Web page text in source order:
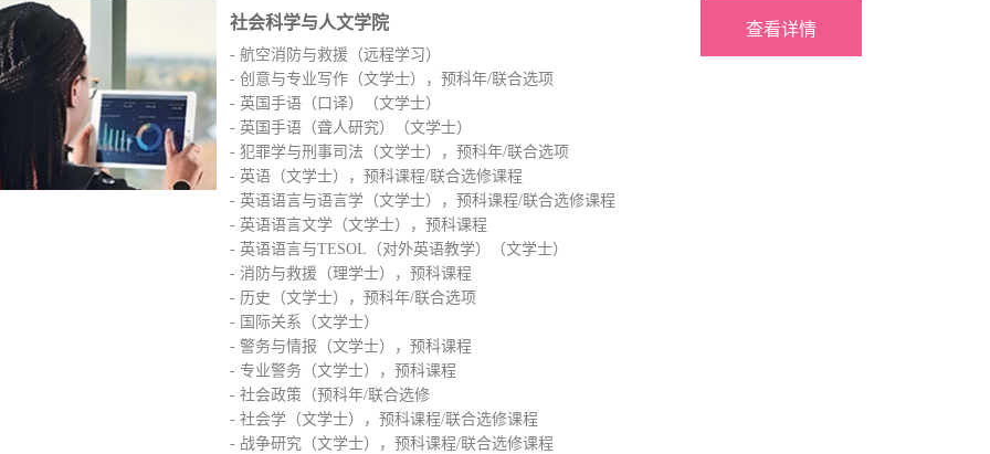
社会科学与人文学院
- 航空消防与救援（远程学习）
- 创意与专业写作（文学士），预科年/联合选项
- 英国手语（口译）（文学士）
- 英国手语（聋人研究）（文学士）
- 犯罪学与刑事司法（文学士），预科年/联合选项
- 英语（文学士），预科课程/联合选修课程
- 英语语言与语言学（文学士），预科课程/联合选修课程
- 英语语言文学（文学士），预科课程
- 英语语言与TESOL（对外英语教学）（文学士）
- 消防与救援（理学士），预科课程
- 历史（文学士），预科年/联合选项
- 国际关系（文学士）
- 警务与情报（文学士），预科课程
- 专业警务（文学士），预科课程
- 社会政策（预科年/联合选修
- 社会学（文学士），预科课程/联合选修课程
- 战争研究（文学士），预科课程/联合选修课程
查看详情